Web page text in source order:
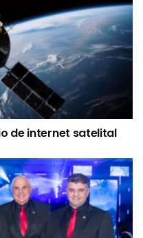
de internet satelital